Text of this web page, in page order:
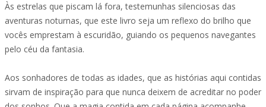
Às estrelas que piscam lá fora, testemunhas silenciosas das
aventuras noturnas, que este livro seja um reflexo do brilho que
vocês emprestam à escuridão, guiando os pequenos navegantes
pelo céu da fantasia.
Aos sonhadores de todas as idades, que as histórias aqui contidas
sirvam de inspiração para que nunca deixem de acreditar no poder